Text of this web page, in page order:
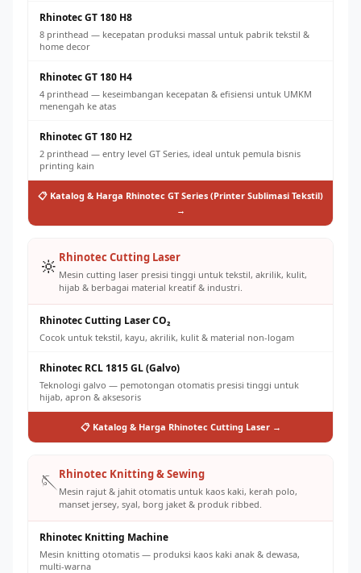
Rhinotec GT 180 H8
8 printhead — kecepatan produksi massal untuk pabrik tekstil &
home decor
Rhinotec GT 180 H4
4 printhead — keseimbangan kecepatan & efisiensi untuk UMKM
menengah ke atas
Rhinotec GT 180 H2
2 printhead — entry level GT Series, ideal untuk pemula bisnis
printing kain
📋 Katalog & Harga Rhinotec GT Series (Printer Sublimasi Tekstil)
→
🔆 Rhinotec Cutting Laser
Mesin cutting laser presisi tinggi untuk tekstil, akrilik, kulit,
hijab & berbagai material kreatif & industri.
Rhinotec Cutting Laser CO₂
Cocok untuk tekstil, kayu, akrilik, kulit & material non-logam
Rhinotec RCL 1815 GL (Galvo)
Teknologi galvo — pemotongan otomatis presisi tinggi untuk
hijab, apron & aksesoris
📋 Katalog & Harga Rhinotec Cutting Laser →
🪡Rhinotec Knitting & Sewing
Mesin rajut & jahit otomatis untuk kaos kaki, kerah polo,
manset jersey, syal, borg jaket & produk ribbed.
Rhinotec Knitting Machine
Mesin knitting otomatis — produksi kaos kaki anak & dewasa,
multi-warna